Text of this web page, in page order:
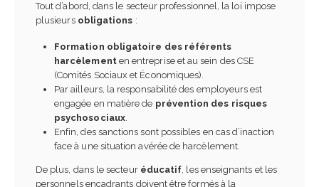
Tout d’abord, dans le secteur professionnel, la loi impose
plusieurs obligations :
Formation obligatoire des référents
harcèlementen entreprise et au sein des CSE
(Comités Sociaux et Économiques).
Par ailleurs, la responsabilité des employeurs est
engagée en matière de prévention des risques
psychosociaux.
Enfin, des sanctions sont possibles en cas d’inaction
face à une situation avérée de harcèlement.
De plus, dans le secteur éducatif , les enseignants et les
personnels encadrants doivent être formés à la